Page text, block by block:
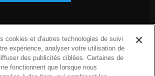
press-release arc-steam
arc-upcoming
cookies et d'autres technologies de suivi
expérience, analyser votre utilisation de
des publicités ciblées. Certaines de
fonctionnent que lorsque nous